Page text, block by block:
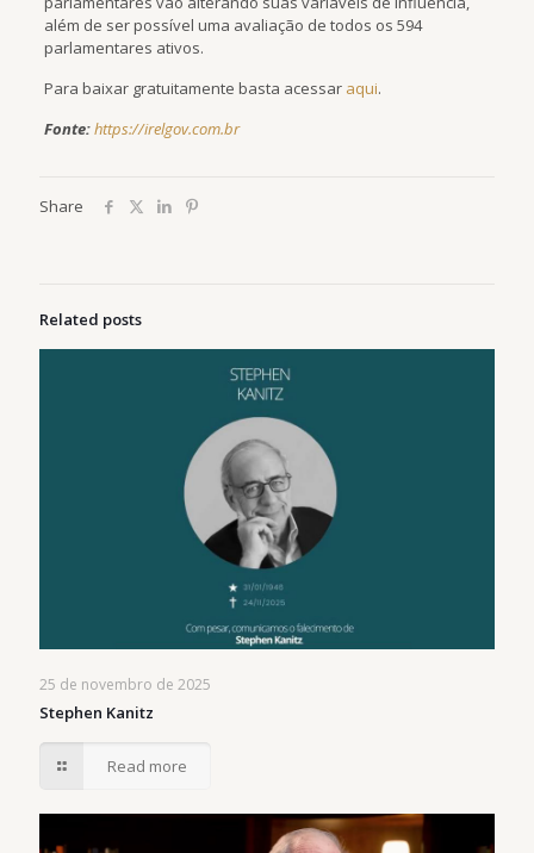
além de ser possível uma avaliação de todos os 594
parlamentares ativos.
Para baixar gratuitamente basta acessar aqui.
Fonte:https://irelgov.com.br
Share
Related posts
25 de novembro de 2025
Stephen Kanitz
Read more